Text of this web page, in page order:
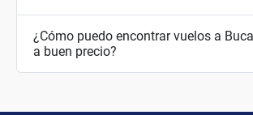
¿Cómo puedo encontrar vuelos a
a buen precio?